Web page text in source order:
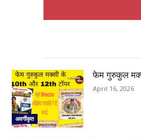
अवर्गीकृत
फेम गुरुकुल
April 16, 2026